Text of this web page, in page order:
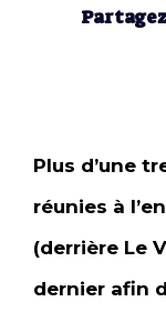
Plus d’une
réunies à
(derrière Le
dernier afin